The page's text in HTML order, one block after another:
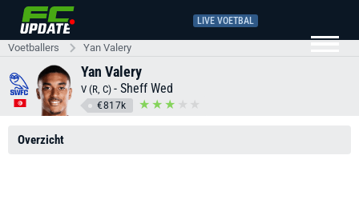
LIVE VOETBAL
Voetballers Yan Valery
Yan Valery
V (R, C) - Sheff Wed
€817k
Overzicht